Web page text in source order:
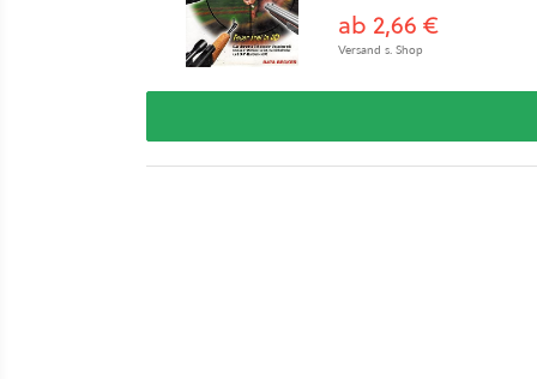
ab 2,66 €
Versand s. Shop